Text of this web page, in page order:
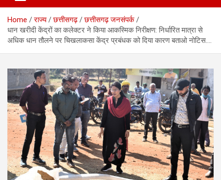
Home राज्य छत्तीसगढ़
छत्तीसगढ़ जनसंपर्क
धान खरीदी केंद्रों का कलेक्टर ने किया आकस्मिक निरीक्षण: निर्धारित मात्रा से
अधिक धान तौलने पर चिखलाकसा केंद्र प्रबंधक को दिया कारण बताओ नोटिस….